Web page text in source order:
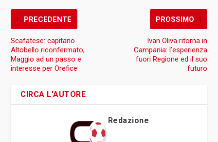
PRECEDENTE
Scafatese: capitano
Altobello riconfermato,
Maggio ad un passo e
interesse per Orefice
PROSSIMO
Ivan Oliva ritorna in
Campania: l’esperienza
fuori Regione ed il suo
futuro
CIRCA L'AUTORE
Redazione